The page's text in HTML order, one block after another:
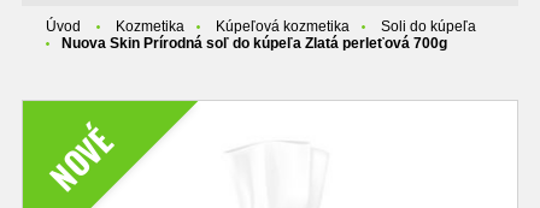
Úvod Kozmetika Kúpeľová kozmetika
Soli do kúpeľa
Nuova Skin Prírodná soľ do kúpeľa Zlatá perleťová 700g
NOVÉ